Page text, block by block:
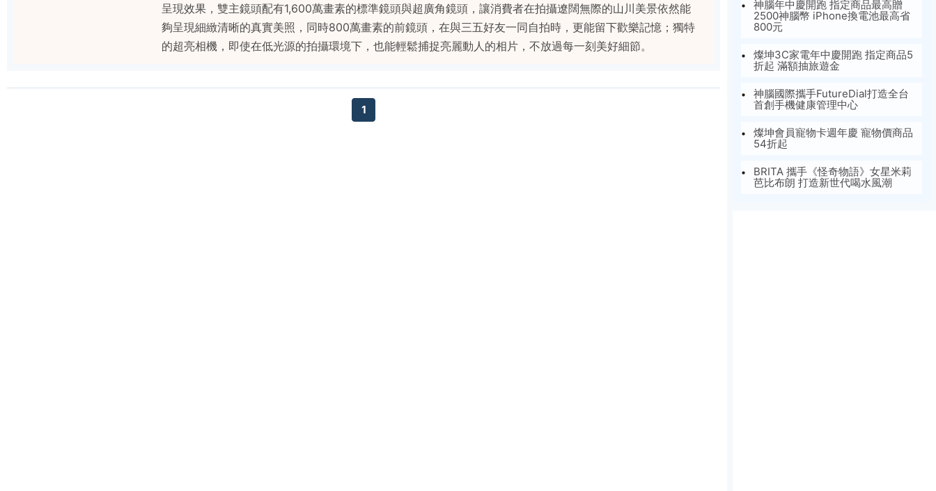
呈現效果，雙主鏡頭配有1,600萬畫素的標準鏡頭與超廣角鏡頭，讓消費者在拍攝遼闊無際的山川美景依然能
夠呈現細緻清晰的真實美照，同時800萬畫素的前鏡頭，在與三五好友一同自拍時，更能留下歡樂記憶；獨特
的超亮相機，即使在低光源的拍攝環境下，也能輕鬆捕捉亮麗動人的相片，不放過每一刻美好細節。
1
神腦年中慶開跑 指定商品最高贈
2500神腦幣 iPhone換電池最高省
800元
燦坤3C家電年中慶開跑 指定商品5
折起 滿額抽旅遊金
神腦國際攜手FutureDial打造全台
首創手機健康管理中心
燦坤會員寵物卡週年慶 寵物價商品
54折起
BRITA 攜手《怪奇物語》女星米莉
芭比布朗 打造新世代喝水風潮